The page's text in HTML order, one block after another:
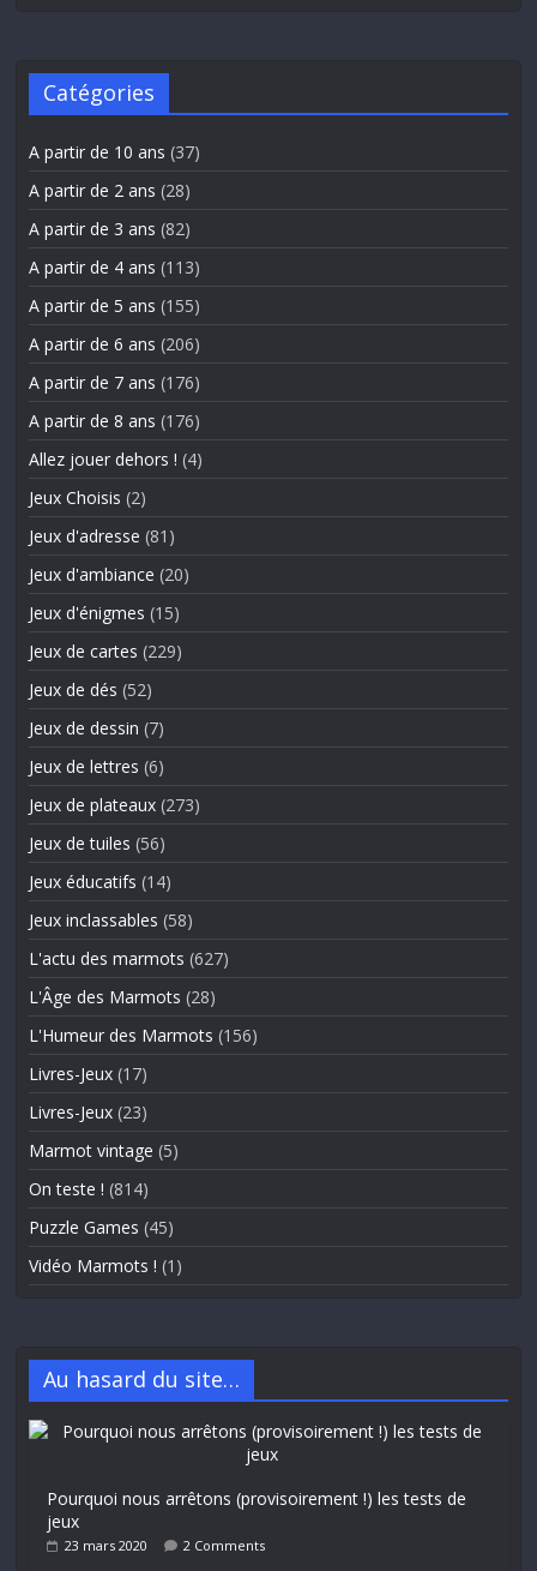
Catégories
A partir de 10 ans (37)
A partir de 2 ans (28)
A partir de 3 ans (82)
A partir de 4 ans (113)
A partir de 5 ans (155)
A partir de 6 ans (206)
A partir de 7 ans (176)
A partir de 8 ans (176)
Allez jouer dehors ! (4)
Jeux Choisis (2)
Jeux d'adresse (81)
Jeux d'ambiance (20)
Jeux d'énigmes (15)
Jeux de cartes (229)
Jeux de dés (52)
Jeux de dessin (7)
Jeux de lettres (6)
Jeux de plateaux (273)
Jeux de tuiles (56)
Jeux éducatifs (14)
Jeux inclassables (58)
L'actu des marmots (627)
L'Âge des Marmots (28)
L'Humeur des Marmots (156)
Livres-Jeux (17)
Livres-Jeux (23)
Marmot vintage (5)
On teste ! (814)
Puzzle Games (45)
Vidéo Marmots ! (1)
Au hasard du site…
Pourquoi nous arrêtons (provisoirement !) les tests de
jeux
23 mars 2020 2 Comments